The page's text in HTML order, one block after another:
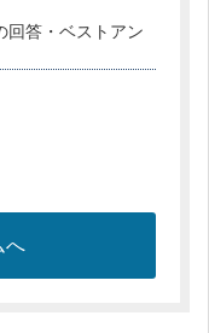
回答・ベストアン
へ